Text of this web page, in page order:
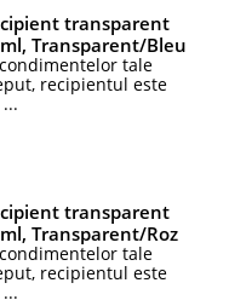
transparent
Transparent/Bleu
tale
recipientul este
transparent
Transparent/Roz
tale
recipientul este